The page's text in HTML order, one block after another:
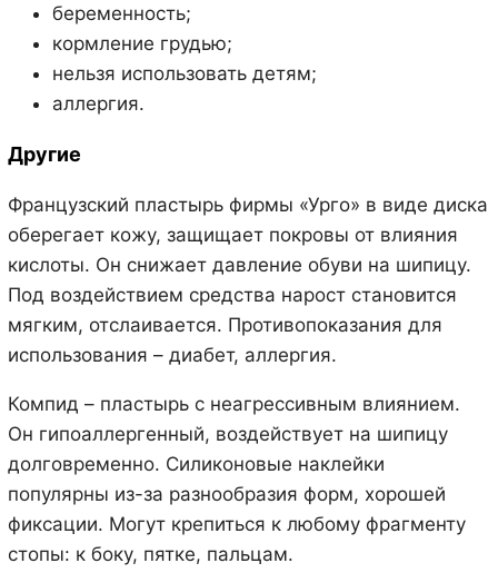
беременность;
кормление грудью;
нельзя использовать детям;
аллергия.
Другие
Французский пластырь фирмы «Урго» в виде диска
оберегает кожу, защищает покровы от влияния
кислоты. Он снижает давление обуви на шипицу.
Под воздействием средства нарост становится
мягким, отслаивается. Противопоказания для
использования – диабет, аллергия.
Компид – пластырь с неагрессивным влиянием.
Он гипоаллергенный, воздействует на шипицу
долговременно. Силиконовые наклейки
популярны из-за разнообразия форм, хорошей
фиксации. Могут крепиться к любому фрагменту
стопы: к боку, пятке, пальцам.